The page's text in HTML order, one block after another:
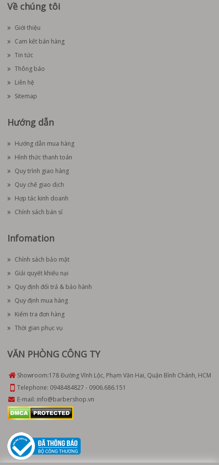
Về chúng tôi
Giới thiệu
Cam kết bán hàng
Tin tức
Thông báo
Liên hệ
Sitemap
Hướng dẫn
Hướng dẫn mua hàng
Hình thức thanh toán
Quy trình giao hàng
Quy chế giao dịch
Hợp tác kinh doanh
Chính sách bán sỉ
Infomation
Chính sách bảo mật
Giải quyết khiếu nại
Quy định đổi trả & bảo hành
Quy định mua hàng
Kiểm tra đơn hàng
Thời gian phục vụ
VĂN PHÒNG CÔNG TY
Showroom:178 Đường Vĩnh Lộc, Phạm Văn Hai, Quận Bình Chánh, HCM
Telephone: 0948484827 - 0906.686.151
E-mail: info@barbershop.vn